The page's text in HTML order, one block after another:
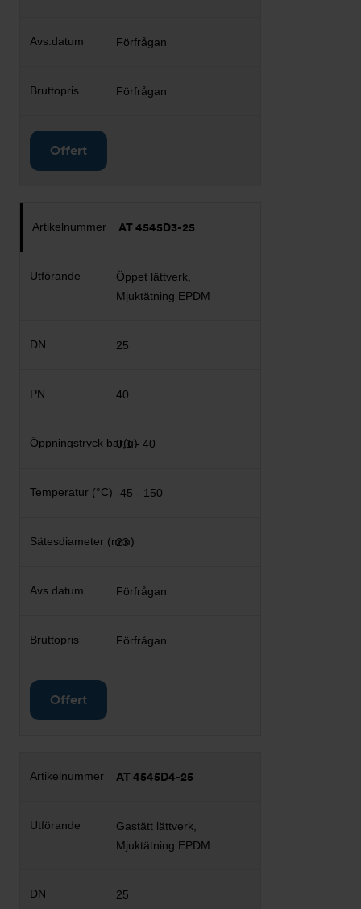
Förfrågan
Förfrågan
Offert
AT 4545D3-25
Öppet lättverk,
Mjuktätning EPDM
25
40
0,1 - 40
-45 - 150
23
Förfrågan
Förfrågan
Offert
AT 4545D4-25
Gastätt lättverk,
Mjuktätning EPDM
25